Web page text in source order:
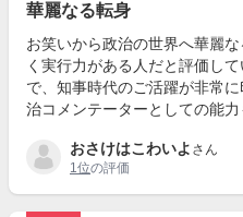
華麗なる転身
お笑いから政治の世界へ華麗
く実行力がある人だと評価し
で、知事時代のご活躍が非常
治コメンテーターとしての能力
おさけはこわいよ さん
1位の評価